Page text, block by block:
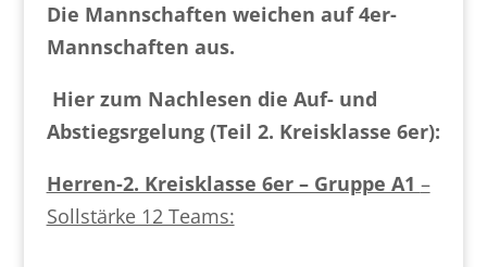
Die Mannschaften weichen auf 4er-
Mannschaften aus.
Hier zum Nachlesen die Auf- und
Abstiegsrgelung (Teil 2. Kreisklasse 6er):
Herren-2. Kreisklasse 6er – Gruppe A1 –
Sollstärke 12 Teams: